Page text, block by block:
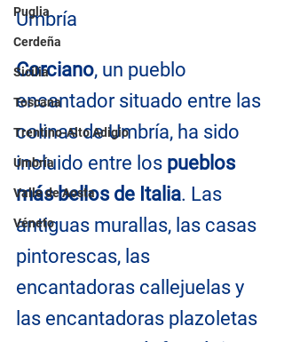
Puglia
Cerdeña
Sicilia
Toscana
Trentino-Alto Adigio
Umbría
Valle de Aosta
Véneto
Umbría
Corciano, un pueblo
encantador situado entre las
colinas de Umbría, ha sido
incluido entre los pueblos
más bellos de Italia. Las
antiguas murallas, las casas
pintorescas, las
encantadoras callejuelas y
las encantadoras plazoletas